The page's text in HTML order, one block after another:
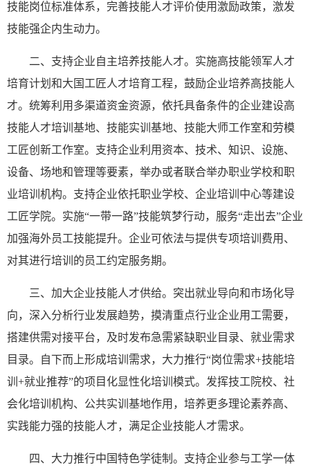
技能岗位标准体系，完善技能人才评价使用激励政策，激发
技能强企内生动力。
二、支持企业自主培养技能人才。实施高技能领军人才
培育计划和大国工匠人才培育工程，鼓励企业培养高技能人
才。统筹利用多渠道资金资源，依托具备条件的企业建设高
技能人才培训基地、技能实训基地、技能大师工作室和劳模
工匠创新工作室。支持企业利用资本、技术、知识、设施、
设备、场地和管理等要素，举办或者联合举办职业学校和职
业培训机构。支持企业依托职业学校、企业培训中心等建设
工匠学院。实施“一带一路”技能筑梦行动，服务“走出去”企业
加强海外员工技能提升。企业可依法与提供专项培训费用、
对其进行培训的员工约定服务期。
三、加大企业技能人才供给。突出就业导向和市场化导
向，深入分析行业发展趋势，摸清重点行业企业用工需要，
搭建供需对接平台，及时发布急需紧缺职业目录、就业需求
目录。自下而上形成培训需求，大力推行“岗位需求+技能培
训+就业推荐”的项目化显性化培训模式。发挥技工院校、社
会化培训机构、公共实训基地作用，培养更多理论素养高、
实践能力强的技能人才，满足企业技能人才需求。
四、大力推行中国特色学徒制。支持企业参与工学一体